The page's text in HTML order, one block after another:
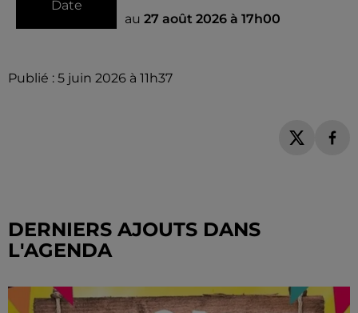
Date
au 27 août 2026 à 17h00
Publié : 5 juin 2026 à 11h37
DERNIERS AJOUTS DANS
L'AGENDA